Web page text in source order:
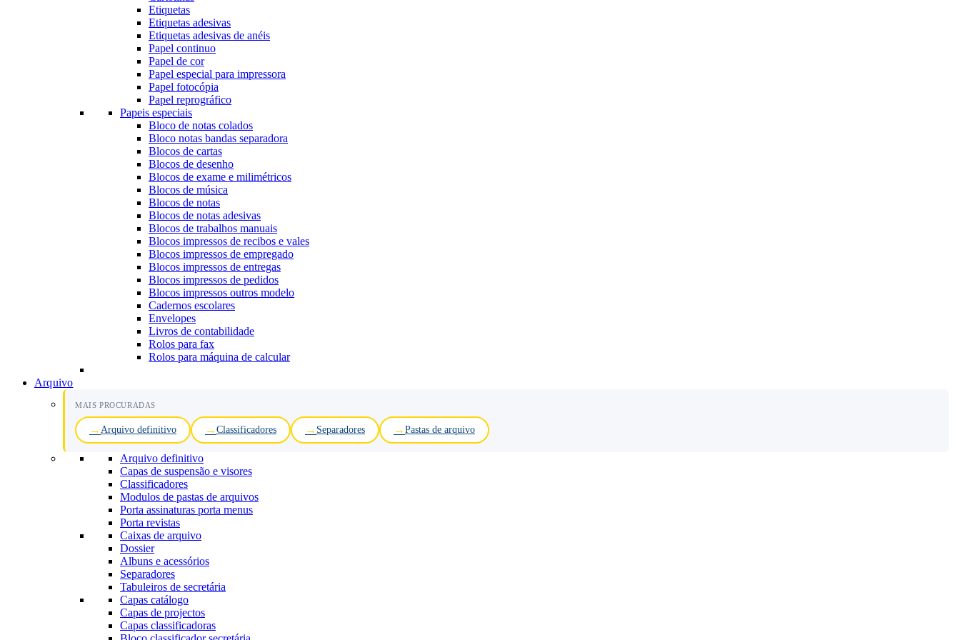
Etiquetas
Etiquetas adesivas
Etiquetas adesivas de anéis
Papel continuo
Papel de cor
Papel especial para impressora
Papel fotocópia
Papel reprográfico
Papeis especiais
Bloco de notas colados
Bloco notas bandas separadora
Blocos de cartas
Blocos de desenho
Blocos de exame e milimétricos
Blocos de música
Blocos de notas
Blocos de notas adesivas
Blocos de trabalhos manuais
Blocos impressos de recibos e vales
Blocos impressos de empregado
Blocos impressos de entregas
Blocos impressos de pedidos
Blocos impressos outros modelo
Cadernos escolares
Envelopes
Livros de contabilidade
Rolos para fax
Rolos para máquina de calcular
Arquivo
MAIS PROCURADAS
Arquivo definitivo Classificadores Separadores Pastas de arquivo
Arquivo definitivo
Capas de suspensão e visores
Classificadores
Modulos de pastas de arquivos
Porta assinaturas porta menus
Porta revistas
Caixas de arquivo
Dossier
Albuns e acessórios
Separadores
Tabuleiros de secretária
Capas catálogo
Capas de projectos
Capas classificadoras